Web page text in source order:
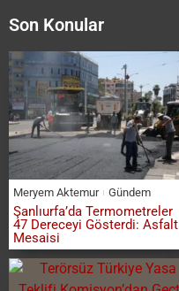
Son Konular
Meryem Aktemur Gündem
Şanlıurfa’da Termometreler
47 Dereceyi Gösterdi: Asfalt
Mesaisi